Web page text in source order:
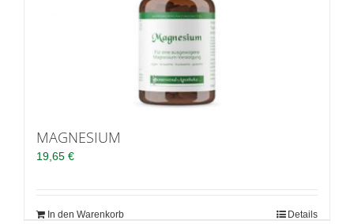
MAGNESIUM
19,65 €
In den Warenkorb Details